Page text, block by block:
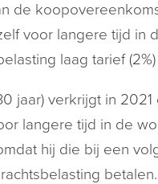
de
voor langere tijd in
laag tarief
jaar) verkrijgt in
langere tijd in de
hij die bij een